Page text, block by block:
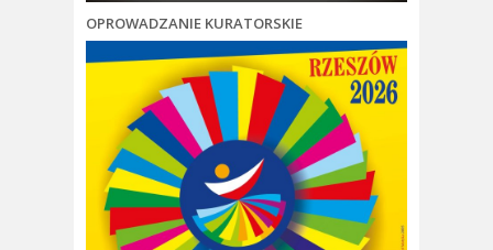
OPROWADZANIE KURATORSKIE